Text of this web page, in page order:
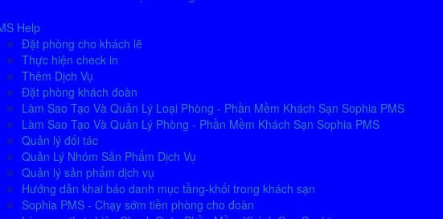
Help
Đặt phòng cho khách lẽ
Thực hiện check in
Thêm Dịch Vụ
Đặt phòng khách đoàn
Làm Sao Tạo Và Quản Lý Loại Phòng - Phần Mềm Khách Sạn Sophia PMS
Làm Sao Tạo Và Quản Lý Phòng - Phần Mềm Khách Sạn Sophia PMS
Quản lý đối tác
Quản Lý Nhóm Sản Phẩm Dịch Vụ
Quản lý sản phẩm dịch vụ
Hướng dẫn khai báo danh mục tầng-khối trong khách sạn
Sophia PMS - Chạy sớm tiền phòng cho đoàn